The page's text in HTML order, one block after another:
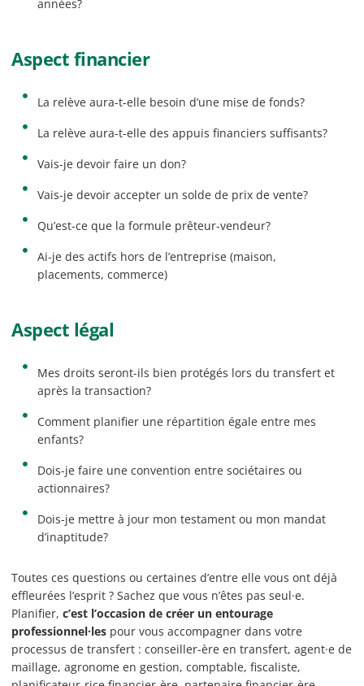
années?
Aspect financier
La relève aura-t-elle besoin d’une mise de fonds?
La relève aura-t-elle des appuis financiers suffisants?
Vais-je devoir faire un don?
Vais-je devoir accepter un solde de prix de vente?
Qu’est-ce que la formule prêteur-vendeur?
Ai-je des actifs hors de l’entreprise (maison,
placements, commerce)
Aspect légal
Mes droits seront-ils bien protégés lors du transfert et
après la transaction?
Comment planifier une répartition égale entre mes
enfants?
Dois-je faire une convention entre sociétaires ou
actionnaires?
Dois-je mettre à jour mon testament ou mon mandat
d’inaptitude?
Toutes ces questions ou certaines d’entre elle vous ont déjà
effleurées l’esprit ? Sachez que vous n’êtes pas seul·e.
Planifier, c’est l’occasion de créer un entourage
professionnel·les pour vous accompagner dans votre
processus de transfert : conseiller-ère en transfert, agent·e de
maillage, agronome en gestion, comptable, fiscaliste,